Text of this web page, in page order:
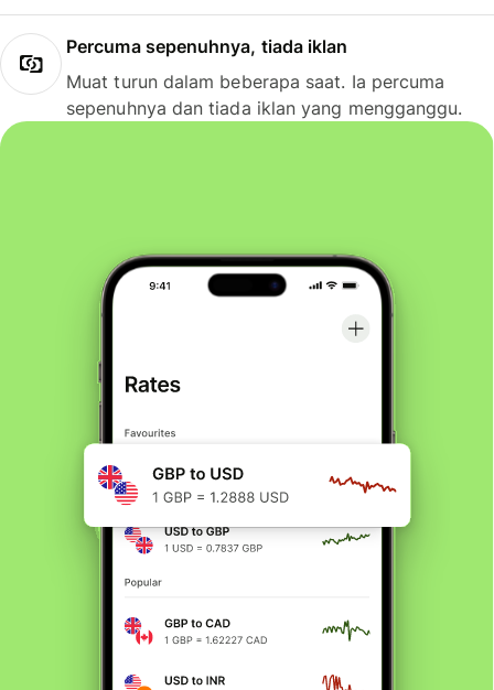
Percuma sepenuhnya, tiada iklan
Muat turun dalam beberapa saat. Ia percuma
sepenuhnya dan tiada iklan yang mengganggu.